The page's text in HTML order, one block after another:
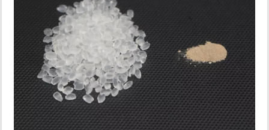
INSÓLITAS
MULTIMEDIA
IMPRESO